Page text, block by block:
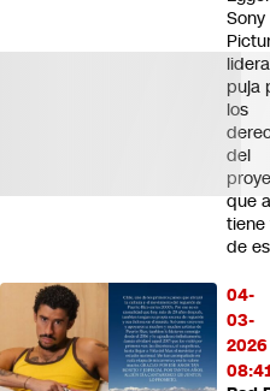
Sony
puja
los
del
que
tiene
de
04-
03-
2026